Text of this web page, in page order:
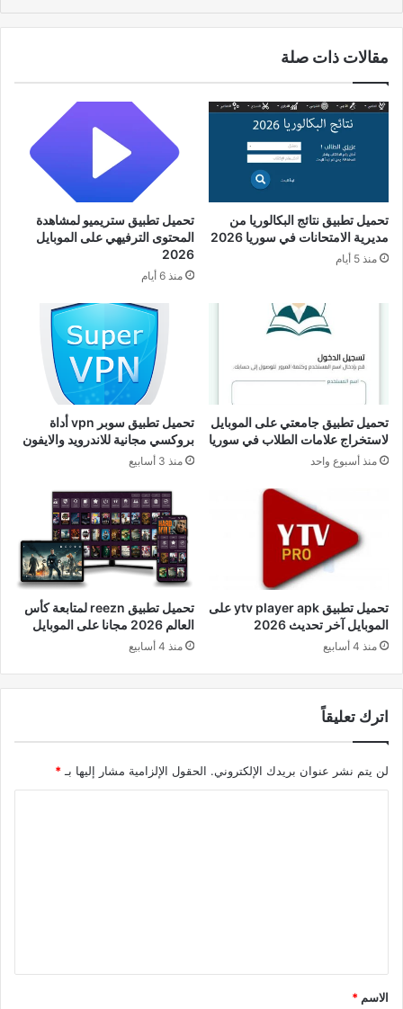
مقالات ذات صلة
تحميل تطبيق نتائج البكالوريا من
مديرية الامتحانات في سوريا 2026
منذ 5 أيام
تحميل تطبيق ستريميو لمشاهدة
المحتوى الترفيهي على الموبايل
2026
منذ 6 أيام
تحميل تطبيق جامعتي على الموبايل
لاستخراج علامات الطلاب في سوريا
منذ أسبوع واحد
تحميل تطبيق سوبر vpn أداة
بروكسي مجانية للاندرويد والايفون
منذ 3 أسابيع
تحميل تطبيق ytv player apk على
الموبايل آخر تحديث 2026
منذ 4 أسابيع
تحميل تطبيق reezn لمتابعة كأس
العالم 2026 مجانا على الموبايل
منذ 4 أسابيع
اترك تعليقاً
لن يتم نشر عنوان بريدك الإلكتروني. الحقول الإلزامية مشار إليها بـ *
*
الاسم *